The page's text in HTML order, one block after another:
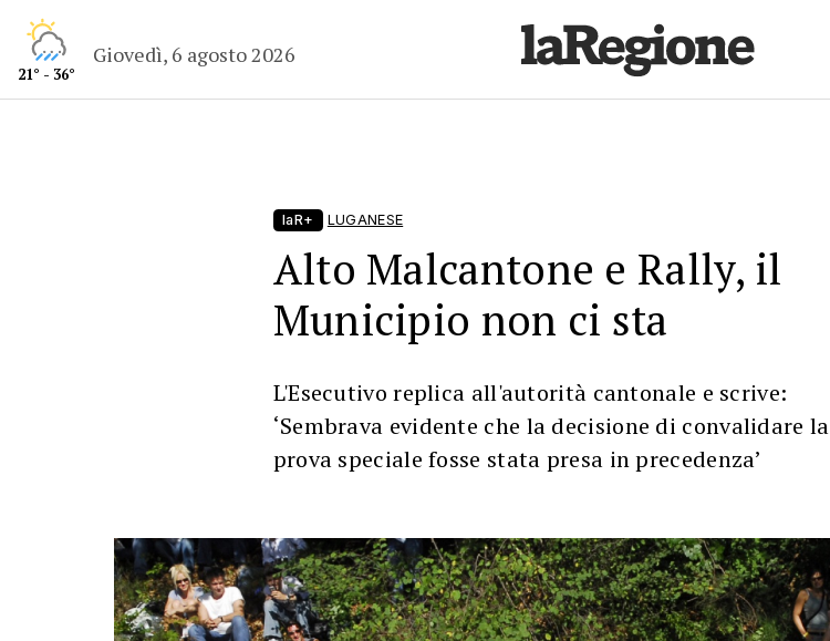
21° - 36°
Giovedì, 6 agosto 2026
laR+ LUGANESE
Alto Malcantone e Rally, il
Municipio non ci sta
L'Esecutivo replica all'autorità cantonale e scrive:
‘Sembrava evidente che la decisione di convalidare la
prova speciale fosse stata presa in precedenza’